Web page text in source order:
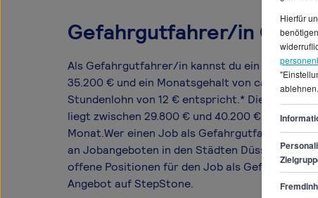
Gefahrgutfahrer/in
Als Gefahrgutfahrer/in kannst du ein
35.200 € und ein Monatsgehalt von ca. 2.933 €
Stundenlohn von 12 € entspricht.* Die
liegt zwischen 29.800 € und 40.200 € pro Jahr
Monat.Wer einen Job als Gefahrgutfahrer/in
an Jobangeboten in den Städten Düsseldorf,
offene Positionen für den Job als
Angebot auf StepStone.
Hierfür